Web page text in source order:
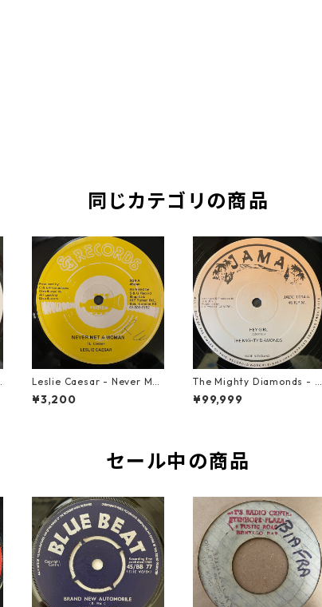
同じカテゴリの商品
Leslie Caesar - Never Met
A Woman【12-50067】
¥3,200
The Mighty Diamonds - H
ey Girl【12-50053】
¥99,999
セール中の商品